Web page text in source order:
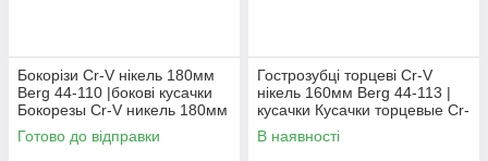
Бокорізи Cr-V нікель 180мм
Berg 44-110 |бокові кусачки
Бокорезы Cr-V никель 180мм
Berg
Готово до відправки
Гострозубці торцеві Cr-V
нікель 160мм Berg 44-113 |
кусачки Кусачки торцевые Cr-
V никель 160мм Berg
В наявності